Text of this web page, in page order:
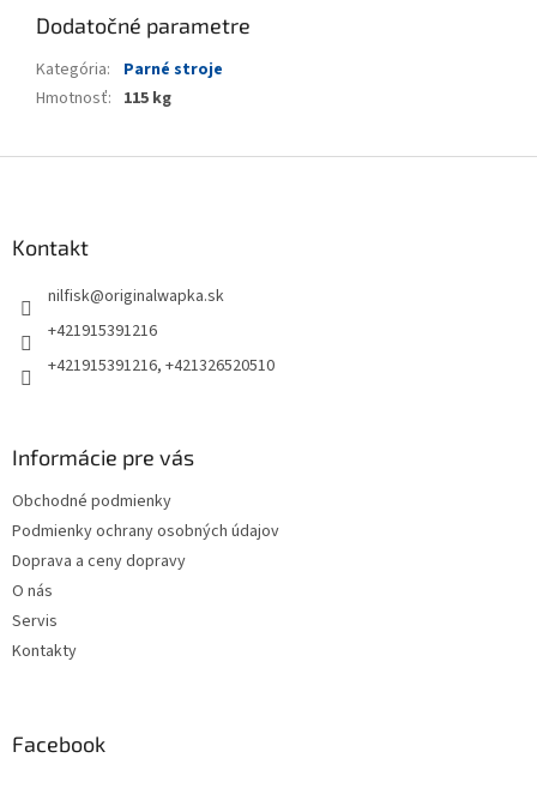
Dodatočné parametre
Kategória:
Parné stroje
Hmotnosť: 115 kg
Kontakt
nilfisk@originalwapka.sk
+421915391216
+421915391216, +421326520510
Informácie pre vás
Obchodné podmienky
Podmienky ochrany osobných údajov
Doprava a ceny dopravy
O nás
Servis
Kontakty
Facebook